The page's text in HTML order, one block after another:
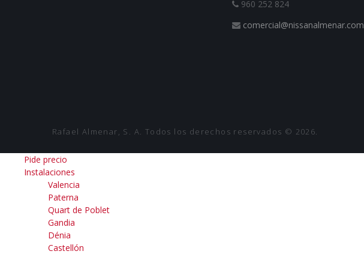
960 252 824
comercial@nissanalmenar.com
Rafael Almenar, S. A. Todos los derechos reservados © 2026.
Pide precio
Instalaciones
Valencia
Paterna
Quart de Poblet
Gandia
Dénia
Castellón